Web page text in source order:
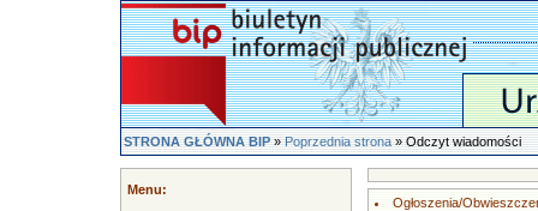
STRONA GŁÓWNA BIP»Poprzednia strona» Odczyt wiadomości
Menu:
Ogłoszenia/